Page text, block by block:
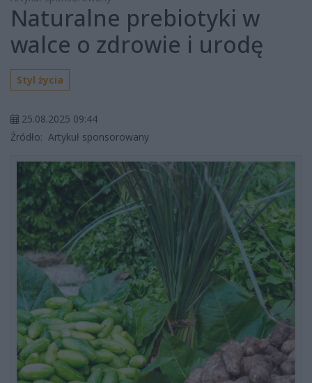
Naturalne prebiotyki w
walce o zdrowie i urodę
Styl życia
25.08.2025 09:44
Źródło: Artykuł sponsorowany